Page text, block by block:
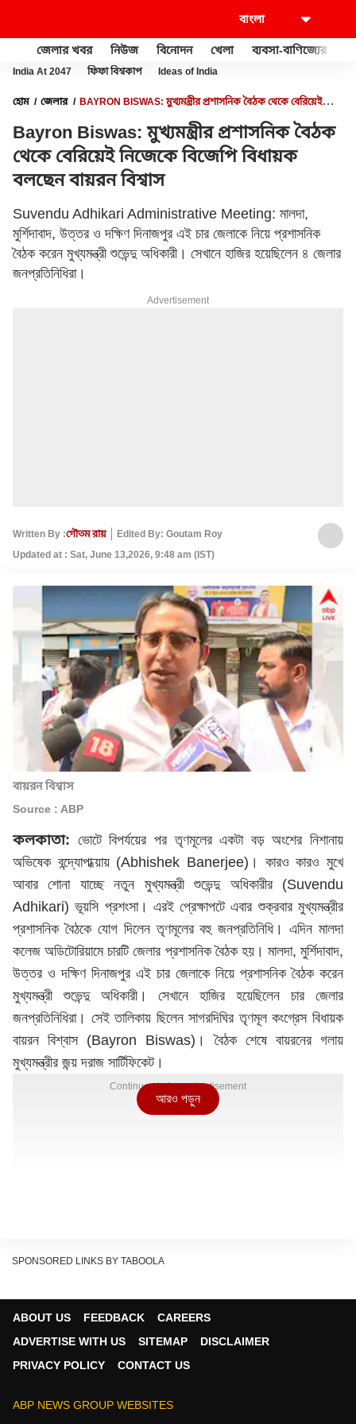
জেলার খবর নিউজ বিনোদন খেলা ব্যবসা-বাণিজ্যের
India At 2047 ফিফা বিশ্বকাপ Ideas of India
হোম জেলার
BAYRON BISWAS: মুখ্যমন্ত্রীর প্রশাসনিক বৈঠক থেকে বেরিয়েই
Bayron Biswas: মুখ্যমন্ত্রীর প্রশাসনিক বৈঠক
থেকে বেরিয়েই নিজেকে বিজেপি বিধায়ক
বলছেন বায়রন বিশ্বাস
Suvendu Adhikari Administrative Meeting: মালদা,
মুর্শিদাবাদ, উত্তর ও দক্ষিণ দিনাজপুর এই চার জেলাকে নিয়ে প্রশাসনিক
বৈঠক করেন মুখ্যমন্ত্রী শুভেন্দু অধিকারী। সেখানে হাজির হয়েছিলেন ৪ জেলার
জনপ্রতিনিধিরা।
Advertisement
Written By :গৌতম রায়
Edited By: Goutam Roy
Updated at : Sat, June 13,2026, 9:48 am (IST)
বায়রন বিশ্বাস
Source : ABP
কলকাতা: ভোটে বিপর্যয়ের পর তৃণমূলের একটা বড় অংশের নিশানায়
অভিষেক বন্দ্যোপাধ্য়ায় (Abhishek Banerjee)। কারও কারও মুখে
আবার শোনা যাচ্ছে নতুন মুখ্যমন্ত্রী শুভেন্দু অধিকারীর (Suvendu
Adhikari) ভূয়সি প্রশংসা। এরই প্রেক্ষাপটে এবার শুক্রবার মুখ্যমন্ত্রীর
প্রশাসনিক বৈঠকে যোগ দিলেন তৃণমূলের বহু জনপ্রতিনিধি। এদিন মালদা
কলেজ অডিটোরিয়ামে চারটি জেলার প্রশাসনিক বৈঠক হয়। মালদা, মুর্শিদাবাদ,
উত্তর ও দক্ষিণ দিনাজপুর এই চার জেলাকে নিয়ে প্রশাসনিক বৈঠক করেন
মুখ্যমন্ত্রীশুভেন্দু অধিকারী। সেখানে হাজির হয়েছিলেন চার জেলার
জনপ্রতিনিধিরা। সেই তালিকায় ছিলেন সাগরদিঘির তৃণমূল কংগ্রেস বিধায়ক
বায়রন বিশ্বাস (Bayron Biswas)। বৈঠক শেষে বায়রনের গলায়
মুখ্যমন্ত্রীর জন্য় দরাজ সার্টিফিকেট।
Continues below advertisement
আরও পড়ুন
SPONSORED LINKS BY TABOOLA
ABOUT US FEEDBACK
CAREERS
ADVERTISE WITH US
SITEMAP
DISCLAIMER
PRIVACY POLICY
CONTACT US
ABP NEWS GROUP WEBSITES